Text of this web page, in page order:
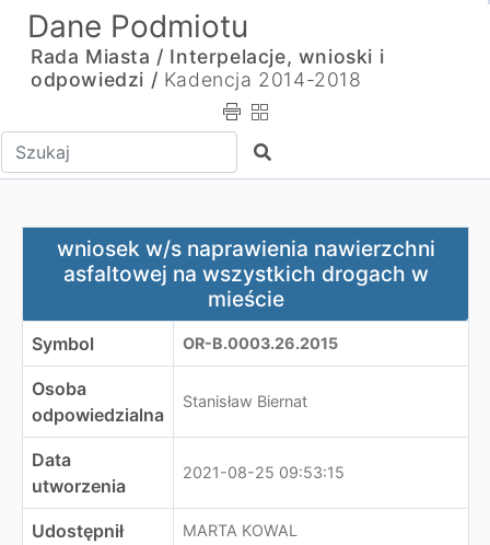
Dane Podmiotu
Rada Miasta / Interpelacje, wnioski i
odpowiedzi / Kadencja 2014-2018
Wpisz tekst do wyszukania Szukaj
wniosek w/s naprawienia nawierzchni asfaltowej na
wniosek w/s naprawienia nawierzchni
asfaltowej na wszystkich drogach w
mieście
Symbol OR-B.0003.26.2015
Osoba
odpowiedzialna
Stanisław Biernat
Data
utworzenia
2021-08-25 09:53:15
Udostępnił MARTA KOWAL